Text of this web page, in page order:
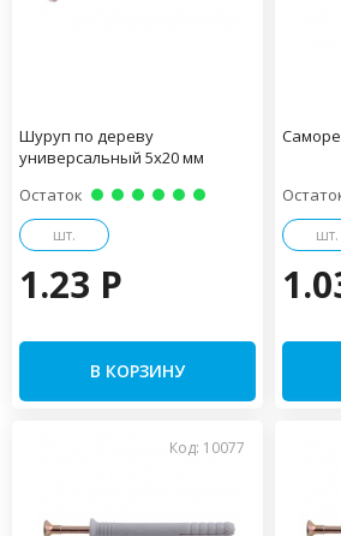
Шуруп по дереву
универсальный 5х20 мм
Остаток
шт.
1.23 P
В КОРЗИНУ
шт.
Код: 10077